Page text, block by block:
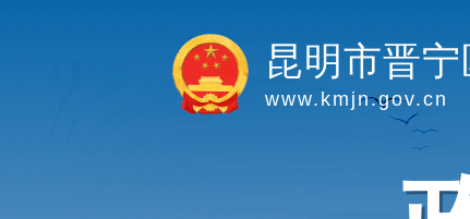
昆明市晋
www.kmjn.gov.cn